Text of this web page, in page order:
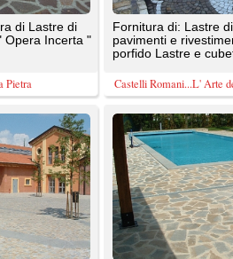
costituiscono il binomio vincente delle
...
gorietti srl - La Pietra di Pianello